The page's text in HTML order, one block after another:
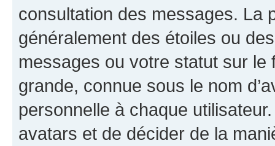
consultation des messages. La
généralement des étoiles ou
messages ou votre statut sur
grande, connue sous le nom
personnelle à chaque utilisateur.
avatars et de décider de la